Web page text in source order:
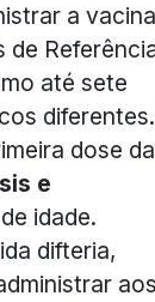
a vacina
de
até sete
diferentes.
dose da
e
idade.
difteria,